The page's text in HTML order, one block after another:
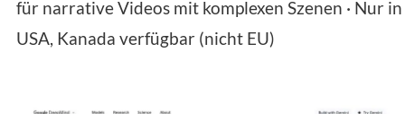
für narrative Videos mit komplexen Szenen · Nur in
USA, Kanada verfügbar (nicht EU)